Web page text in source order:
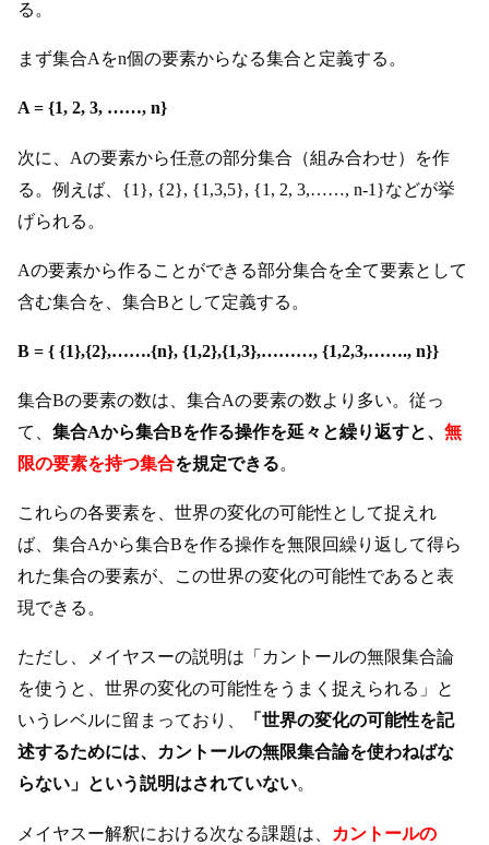
る。
まず集合Aをn個の要素からなる集合と定義する。
A = {1, 2, 3, ……, n}
次に、Aの要素から任意の部分集合（組み合わせ）を作
る。例えば、{1}, {2}, {1,3,5}, {1, 2, 3,……, n-1}などが挙
げられる。
Aの要素から作ることができる部分集合を全て要素として
含む集合を、集合Bとして定義する。
B = { {1},{2},…….{n}, {1,2},{1,3},………, {1,2,3,……., n}}
集合Bの要素の数は、集合Aの要素の数より多い。従っ
て、集合Aから集合Bを作る操作を延々と繰り返すと、無
限の要素を持つ集合を規定できる。
これらの各要素を、世界の変化の可能性として捉えれ
ば、集合Aから集合Bを作る操作を無限回繰り返して得ら
れた集合の要素が、この世界の変化の可能性であると表
現できる。
ただし、メイヤスーの説明は「カントールの無限集合論
を使うと、世界の変化の可能性をうまく捉えられる」と
いうレベルに留まっており、
「世界の変化の可能性を記
述するためには、カントールの無限集合論を使わねばな
らない」という説明はされていない。
メイヤスー解釈における次なる課題は、 カントールの